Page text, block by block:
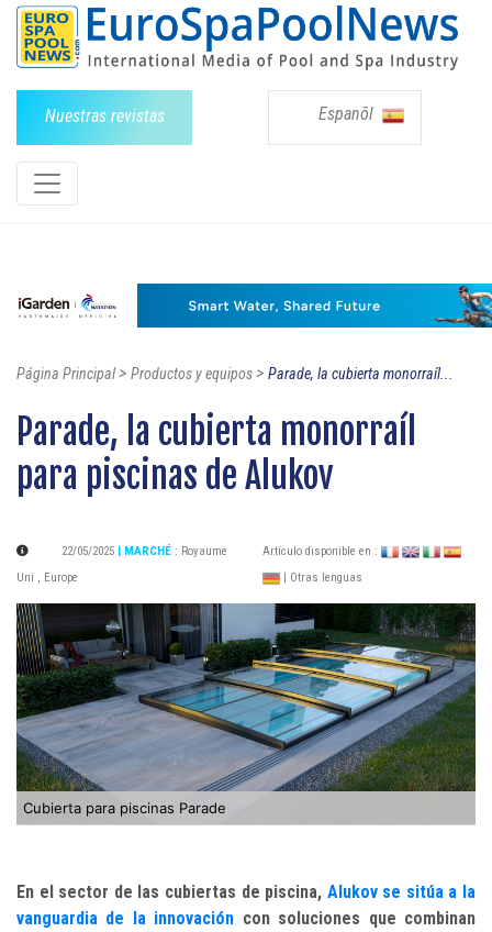
Nuestras revistas Espanõl
Página Principal> Productos y equipos> Parade, la cubierta monorraíl...
Parade, la cubierta monorraíl
para piscinas de Alukov
22/05/2025 | MARCHÉ : Royaume
Uni , Europe
Artículo disponible en :
| Otras lenguas
Cubierta para piscinas Parade
En el sector de las cubiertas de piscina, Alukov se sitúa a la
vanguardia de la innovación con soluciones que combinan